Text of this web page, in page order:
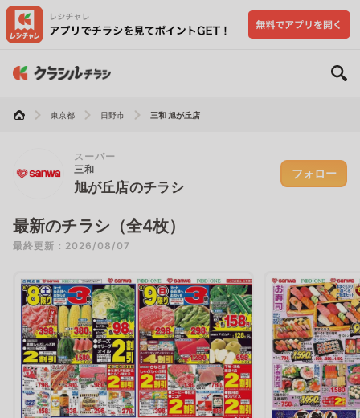
東京都 日野市 三和 旭が丘店
スーパー
三和
旭が丘店のチラシ
フォロー
最新のチラシ（全4枚）
最終更新：2026/08/07